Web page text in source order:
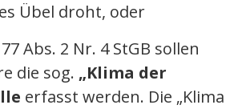
Übel droht, oder
Abs. 2 Nr. 4 StGB sollen
die sog. „Klima der
erfasst werden. Die „Klima